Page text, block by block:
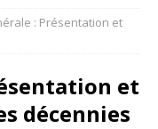
: Présentation et
et
décennies